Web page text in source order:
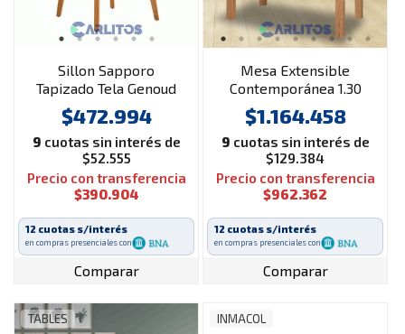
Sillon Sapporo
Tapizado Tela Genoud
Paraiso Lustre Roble
$472.994
9 cuotas sin interés de
$52.555
Precio con transferencia
$390.904
12 cuotas s/interés
en compras presenciales con
Comparar
Mesa Extensible
Contemporánea 1.30
Mts a 1.85 Mts Genoud
Paraíso Roble
$1.164.458
9 cuotas sin interés de
$129.384
Precio con transferencia
$962.362
12 cuotas s/interés
en compras presenciales con
Comparar
TABLES INMACOL